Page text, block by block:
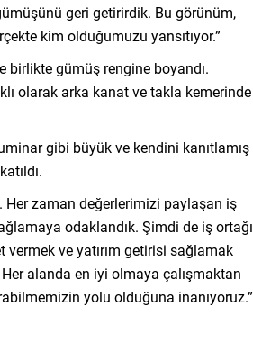
geri getirirdik. Bu görünüm,
kim olduğumuzu yansıtıyor.”
birlikte gümüş rengine boyandı.
olarak arka kanat ve takla kemerinde
gibi büyük ve kendini kanıtlamış
Her zaman değerlerimizi paylaşan iş
odaklandık. Şimdi de iş ortağı
ve yatırım getirisi sağlamak
alanda en iyi olmaya çalışmaktan
yolu olduğuna inanıyoruz.”